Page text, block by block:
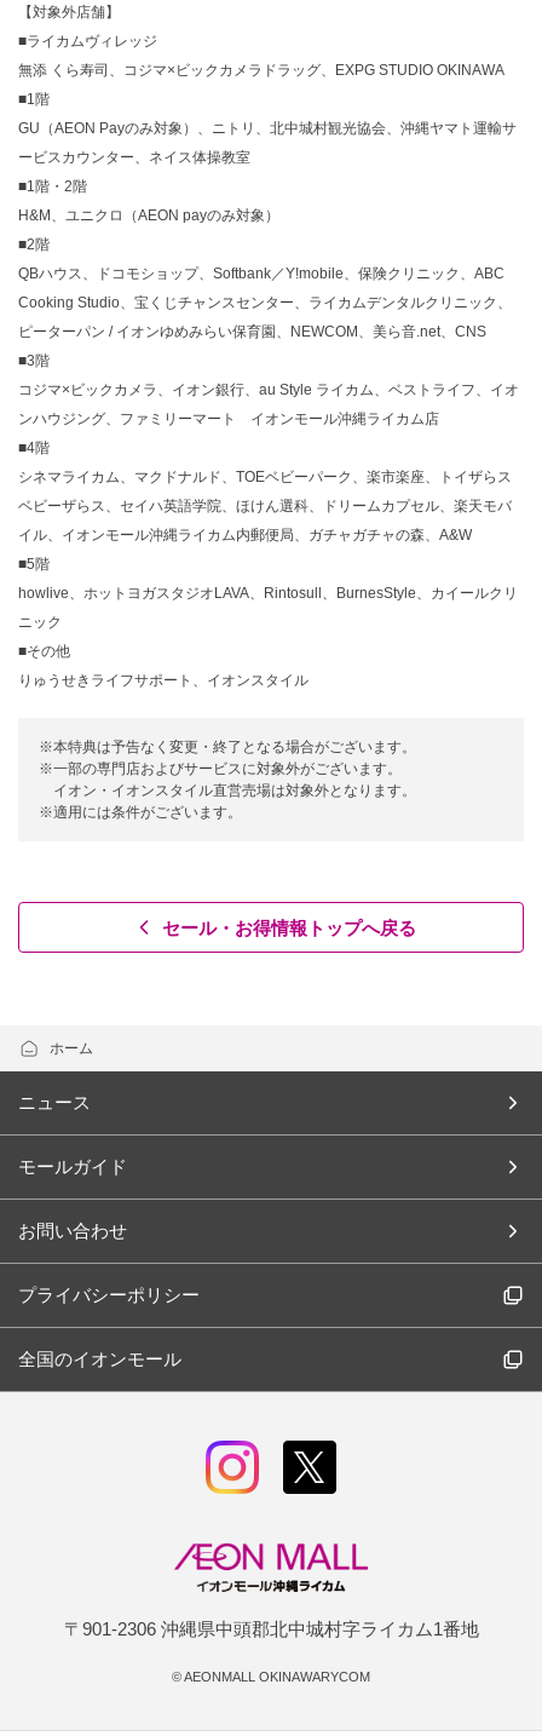
【対象外店舗】
■ライカムヴィレッジ
無添 くら寿司、コジマ×ビックカメラドラッグ、EXPG STUDIO OKINAWA
■1階
GU（AEON Payのみ対象）、ニトリ、北中城村観光協会、沖縄ヤマト運輸サ
ービスカウンター、ネイス体操教室
■1階・2階
H&M、ユニクロ（AEON payのみ対象）
■2階
QBハウス、ドコモショップ、Softbank／Y!mobile、保険クリニック、ABC
Cooking Studio、宝くじチャンスセンター、ライカムデンタルクリニック、
ピーターパン / イオンゆめみらい保育園、NEWCOM、美ら音.net、CNS
■3階
コジマ×ビックカメラ、イオン銀行、au Style ライカム、ベストライフ、イオ
ンハウジング、ファミリーマート イオンモール沖縄ライカム店
■4階
シネマライカム、マクドナルド、TOEベビーパーク、楽市楽座、トイザらス
ベビーザらス、セイハ英語学院、ほけん選科、ドリームカプセル、楽天モバ
イル、イオンモール沖縄ライカム内郵便局、ガチャガチャの森、A&W
■5階
howlive、ホットヨガスタジオLAVA、Rintosull、BurnesStyle、カイールクリ
ニック
■その他
りゅうせきライフサポート、イオンスタイル
※本特典は予告なく変更・終了となる場合がございます。
※一部の専門店およびサービスに対象外がございます。
イオン・イオンスタイル直営売場は対象外となります。
※適用には条件がございます。
セール・お得情報トップへ戻る
ホーム
ニュース
モールガイド
お問い合わせ
プライバシーポリシー
全国のイオンモール
〒901-2306 沖縄県中頭郡北中城村字ライカム1番地
©AEONMALL OKINAWARYCOM